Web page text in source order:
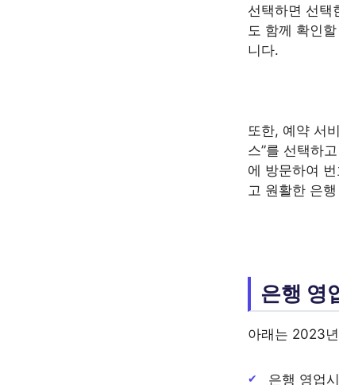
선택하면 선택
도 함께 확인
니다.
또한, 예약 서
스”를 선택하
에 방문하여
고 원활한 은
은행 영
아래는 2023
은행 영업